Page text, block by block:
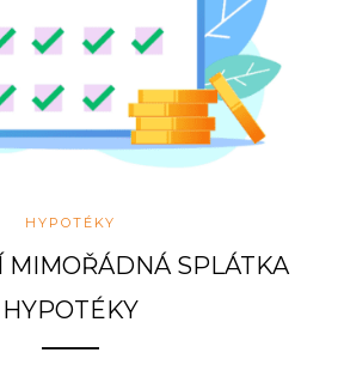
HYPOTÉKY
MIMOŘÁDNÁ SPLÁTKA
HYPOTÉKY